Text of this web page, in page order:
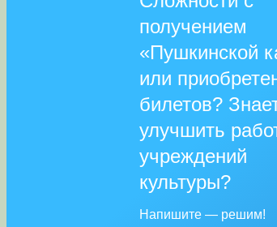
получением
«Пушкинской
или
билетов?
улучшить
учреждений
культуры?
Напишите — решим!